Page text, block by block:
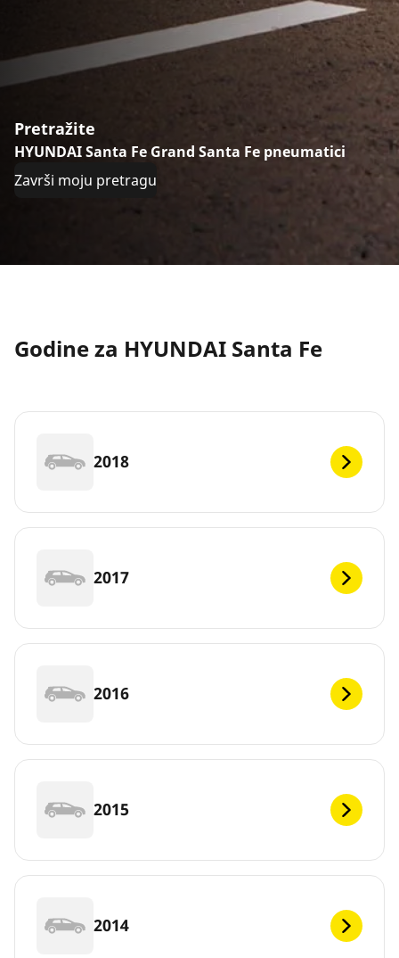
Pretražite
HYUNDAI Santa Fe Grand Santa Fe pneumatici
Završi moju pretragu
Godine za HYUNDAI Santa Fe
2018
2017
2016
2015
2014